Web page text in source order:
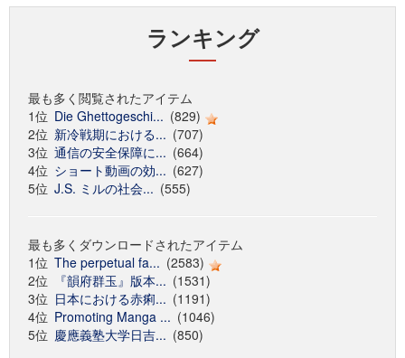
ランキング
最も多く閲覧されたアイテム
1位 Die Ghettogeschi... (829)
2位 新冷戦期における... (707)
3位 通信の安全保障に... (664)
4位 ショート動画の効... (627)
5位 J.S. ミルの社会... (555)
最も多くダウンロードされたアイテム
1位 The perpetual fa... (2583)
2位
『韻府群玉』版本... (1531)
3位 日本における赤痢... (1191)
4位 Promoting Manga ... (1046)
5位 慶應義塾大学日吉... (850)